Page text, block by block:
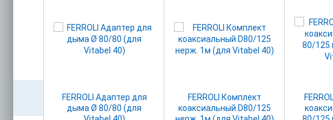
FERROLI Адаптер для
дыма Ø 80/80 (для
FERROLI Комплект
коаксиальный D80/125
FERROLI